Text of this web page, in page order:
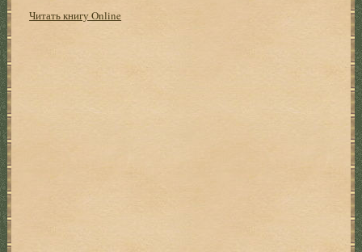
Читать книгу Online